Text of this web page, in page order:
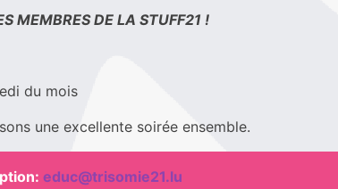
MEMBRES DE LA STUFF21 !
du mois
une excellente soirée ensemble.
educ@trisomie21.lu